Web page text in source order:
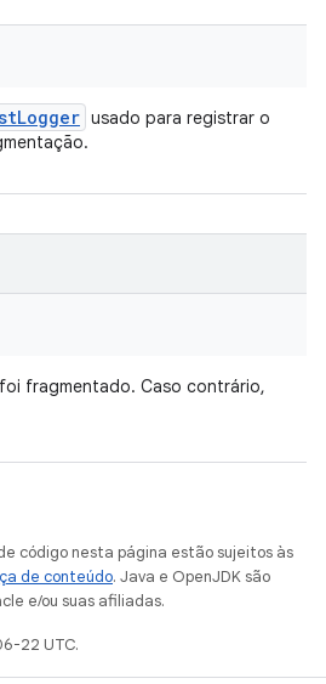
Logger usado para registrar o
fragmentado. Caso contrário,
código nesta página estão sujeitos às
de conteúdo. Java e OpenJDK são
e/ou suas afiliadas.
22 UTC.